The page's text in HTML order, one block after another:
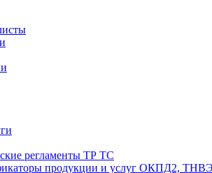
регламенты ТР ТС
продукции и услуг ОКПД2,